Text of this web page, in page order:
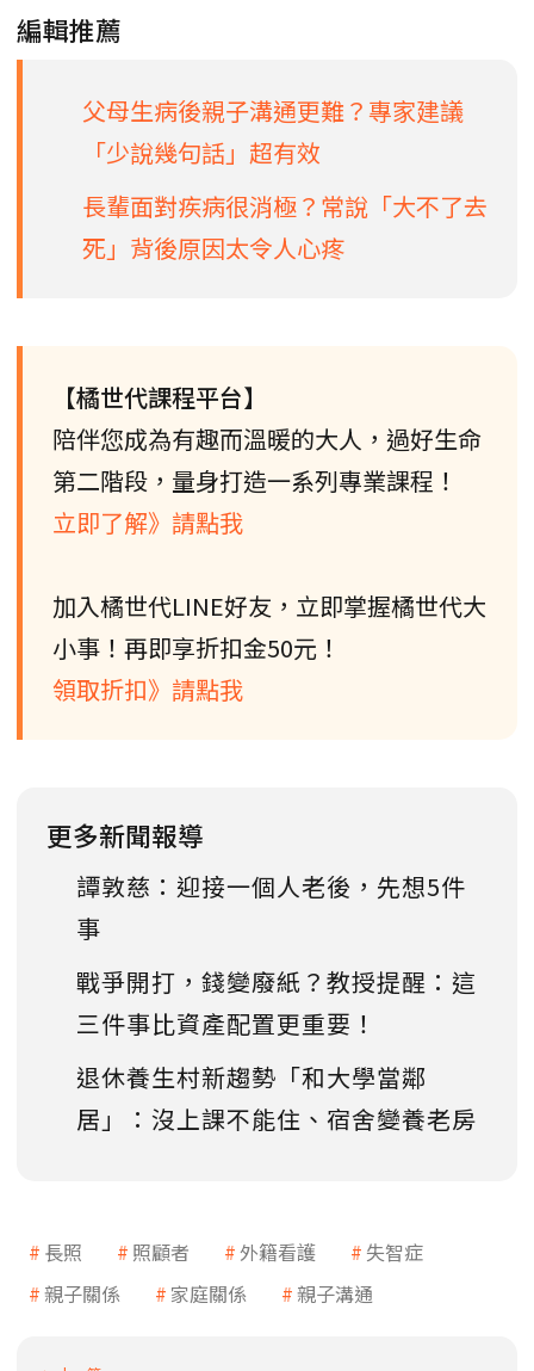
編輯推薦
父母生病後親子溝通更難？專家建議
「少說幾句話」超有效
長輩面對疾病很消極？常說「大不了去
死」背後原因太令人心疼
【橘世代課程平台】
陪伴您成為有趣而溫暖的大人，過好生命
第二階段，量身打造一系列專業課程！
立即了解》請點我
加入橘世代LINE好友，立即掌握橘世代大
小事！再即享折扣金50元！
領取折扣》請點我
更多新聞報導
譚敦慈：迎接一個人老後，先想5件
事
戰爭開打，錢變廢紙？教授提醒：這
三件事比資產配置更重要！
退休養生村新趨勢「和大學當鄰
居」：沒上課不能住、宿舍變養老房
長照 照顧者 外籍看護
失智症
親子關係
家庭關係 親子溝通